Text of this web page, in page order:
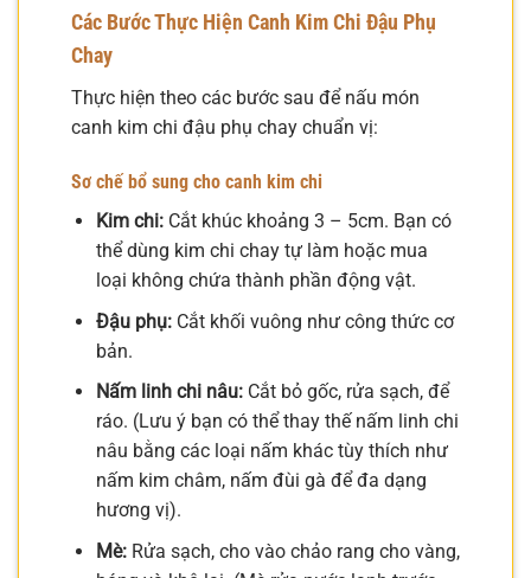
Các Bước Thực Hiện Canh Kim Chi Đậu Phụ
Chay
Thực hiện theo các bước sau để nấu món
canh kim chi đậu phụ chay chuẩn vị:
Sơ chế bổ sung cho canh kim chi
Kim chi:Cắt khúc khoảng 3 – 5cm. Bạn có
thể dùng kim chi chay tự làm hoặc mua
loại không chứa thành phần động vật.
Đậu phụ:Cắt khối vuông như công thức cơ
bản.
Nấm linh chi nâu:Cắt bỏ gốc, rửa sạch, để
ráo. (Lưu ý bạn có thể thay thế nấm linh chi
nâu bằng các loại nấm khác tùy thích như
nấm kim châm, nấm đùi gà để đa dạng
hương vị).
Mè:Rửa sạch, cho vào chảo rang cho vàng,